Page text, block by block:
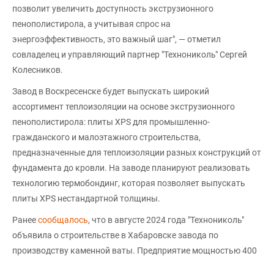
позволит увеличить доступность экструзионного
пенополистирола, а учитывая спрос на
энергоэффективность, это важный шаг", — отметил
совладелец и управляющий партнер "Технониколь" Сергей
Колесников.
Завод в Воскресенске будет выпускать широкий
ассортимент теплоизоляции на основе экструзионного
пенополистирола: плиты XPS для промышленно-
гражданского и малоэтажного строительства,
предназначенные для теплоизоляции разных конструкций от
фундамента до кровли. На заводе планируют реализовать
технологию термобондинг, которая позволяет выпускать
плиты XPS нестандартной толщины.
Ранеесообщалось, что в августе 2024 года "Технониколь"
объявила о строительстве в Хабаровске завода по
производству каменной ваты. Предприятие мощностью 400